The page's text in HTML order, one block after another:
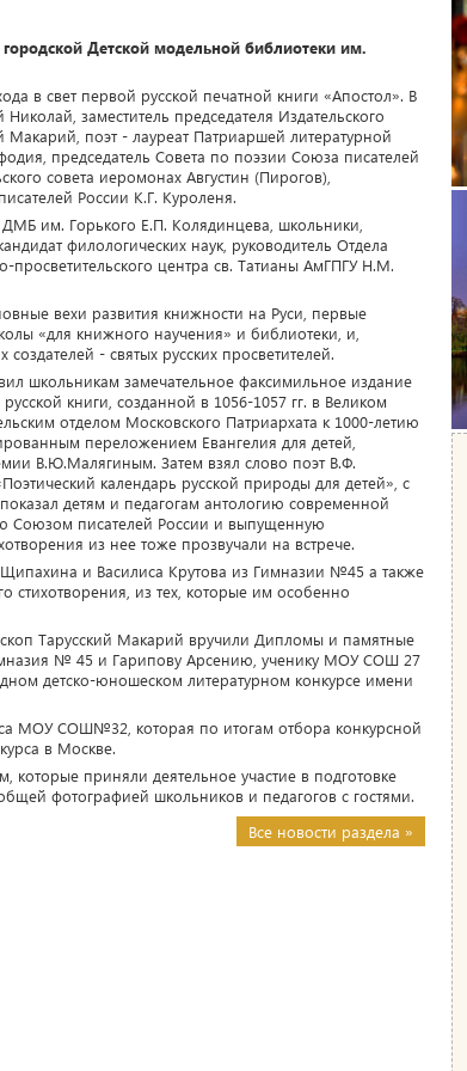
Детской модельной библиотеки им.
в свет первой русской печатной книги «Апостол». В
заместитель председателя Издательского
Макарий, поэт - лауреат Патриаршей литературной
председатель Совета по поэзии Союза писателей
совета иеромонах Августин (Пирогов),
России К.Г. Куроленя.
им. Горького Е.П. Колядинцева, школьники,
филологических наук, руководитель Отдела
центра св. Татианы АмГПГУ Н.М.
вехи развития книжности на Руси, первые
«для книжного научения» и библиотеки, и,
- святых русских просветителей.
школьникам замечательное факсимильное издание
книги, созданной в 1056-1057 гг. в Великом
отделом Московского Патриархата к 1000-летию
переложением Евангелия для детей,
В.Ю.Малягиным. Затем взял слово поэт В.Ф.
календарь русской природы для детей», с
детям и педагогам антологию современной
Союзом писателей России и выпущенную
из нее тоже прозвучали на встрече.
и Василиса Крутова из Гимназии №45 а также
из тех, которые им особенно
Тарусский Макарий вручили Дипломы и памятные
№ 45 и Гарипову Арсению, ученику МОУ СОШ 27
детско-юношеском литературном конкурсе имени
МОУ СОШ№32, которая по итогам отбора конкурсной
в Москве.
которые приняли деятельное участие в подготовке
фотографией школьников и педагогов с гостями.
Все новости раздела »